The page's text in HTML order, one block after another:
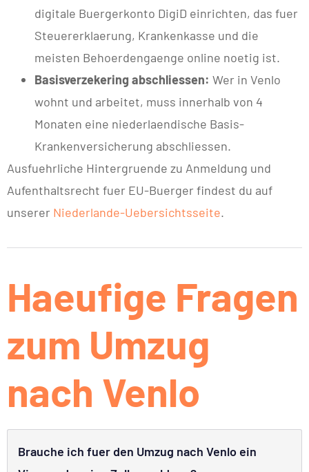
digitale Buergerkonto DigiD einrichten, das fuer
Steuererklaerung, Krankenkasse und die
meisten Behoerdengaenge online noetig ist.
Basisverzekering abschliessen: Wer in Venlo
wohnt und arbeitet, muss innerhalb von 4
Monaten eine niederlaendische Basis-
Krankenversicherung abschliessen.
Ausfuehrliche Hintergruende zu Anmeldung und
Aufenthaltsrecht fuer EU-Buerger findest du auf
unserer Niederlande-Uebersichtsseite.
Haeufige Fragen
zum Umzug
nach Venlo
Brauche ich fuer den Umzug nach Venlo ein